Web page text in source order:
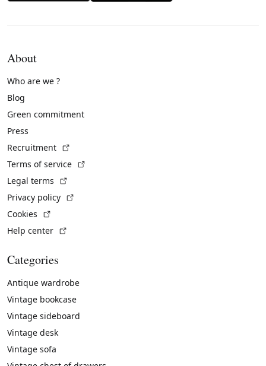
About
Who are we ?
Blog
Green commitment
Press
Recruitment
Terms of service
Legal terms
Privacy policy
Cookies
Help center
Categories
Antique wardrobe
Vintage bookcase
Vintage sideboard
Vintage desk
Vintage sofa